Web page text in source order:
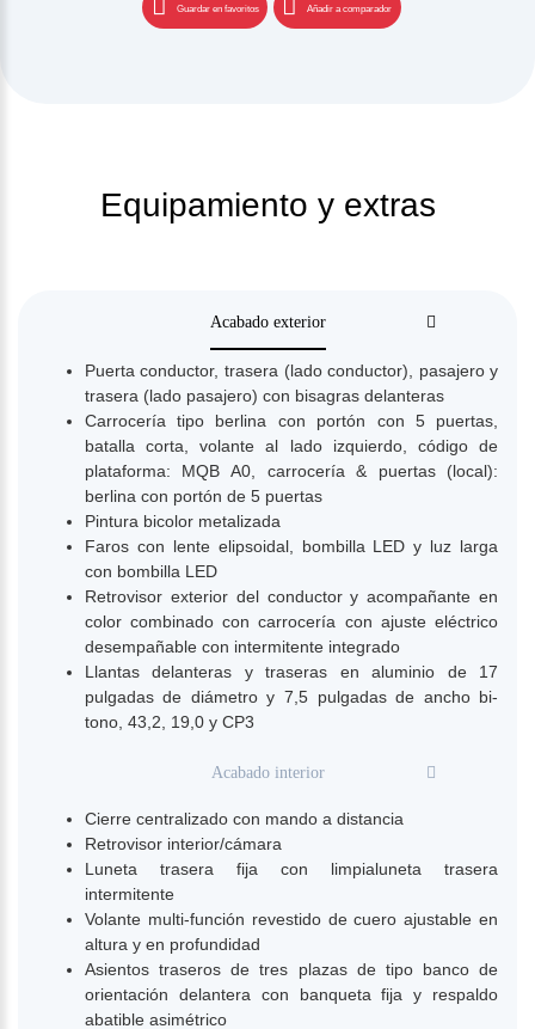
Guardar en favoritos Añadir a comparador
Equipamiento y extras
Acabado exterior
Puerta conductor, trasera (lado conductor), pasajero y
trasera (lado pasajero) con bisagras delanteras
Carrocería tipo berlina con portón con 5 puertas,
batalla corta, volante al lado izquierdo, código de
plataforma: MQB A0, carrocería & puertas (local):
berlina con portón de 5 puertas
Pintura bicolor metalizada
Faros con lente elipsoidal, bombilla LED y luz larga
con bombilla LED
Retrovisor exterior del conductor y acompañante en
color combinado con carrocería con ajuste eléctrico
desempañable con intermitente integrado
Llantas delanteras y traseras en aluminio de 17
pulgadas de diámetro y 7,5 pulgadas de ancho bi-
tono, 43,2, 19,0 y CP3
Acabado interior
Cierre centralizado con mando a distancia
Retrovisor interior/cámara
Luneta trasera fija con limpialuneta trasera
intermitente
Volante multi-función revestido de cuero ajustable en
altura y en profundidad
Asientos traseros de tres plazas de tipo banco de
orientación delantera con banqueta fija y respaldo
abatible asimétrico